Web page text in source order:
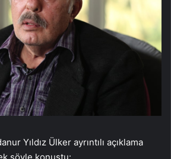
Yıldız Ülker ayrıntılı açıklama